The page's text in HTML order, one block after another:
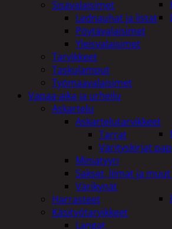
Sisävalaisimet
Lednauhat ja listat
Pöytävalaisimet
Yleisvalaisimet
Tarvikkeet
Taskulamput
Työmaavalaisimet
Vapaa-aika ja urheilu
Askartelu
Askartelutarvikkeet
Tarrat
Värityskirjat
Miniatyyri
Sakset, liimat ja
Värikynät
Harrasteet
Käsityötarvikkeet
Langat